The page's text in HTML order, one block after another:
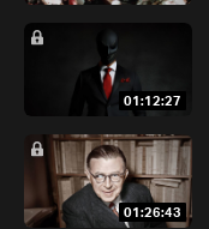
01:12:27
01:26:43